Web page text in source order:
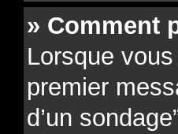
» Comment
Lorsque
premier
d’un